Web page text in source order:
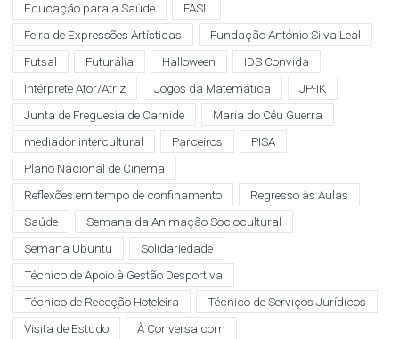
Educação para a Saúde
FASL
Feira de Expressões Artísticas
Fundação António Silva Leal
Futsal
Futurália Halloween
IDS Convida
Intérprete Ator/Atriz
Jogos da Matemática
JP-IK
Junta de Freguesia de Carnide
Maria do Céu Guerra
mediador intercultural
Parceiros
PISA
Plano Nacional de Cinema
Reflexões em tempo de confinamento
Regresso às Aulas
Saúde
Semana da Animação Sociocultural
Semana Ubuntu
Solidariedade
Técnico de Apoio à Gestão Desportiva
Técnico de Receção Hoteleira
Técnico de Serviços Jurídicos
Visita de Estudo
À Conversa com